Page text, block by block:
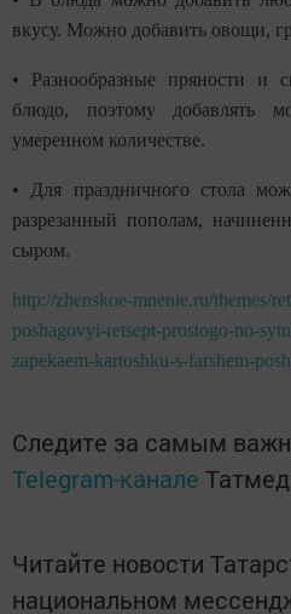
вкусу. Можно добавить овощи,
• Разнообразные пряности и
блюдо, поэтому добавлять
умеренном количестве.
• Для праздничного стола
разрезанный пополам,
сыром.
http://zhenskoe-mnenie.ru/themes/
poshagovyi-retsept-prostogo-no-
zapekaem-kartoshku-s-farshem-
Следите за самым
Telegram-канале
Читайте новости
национальном